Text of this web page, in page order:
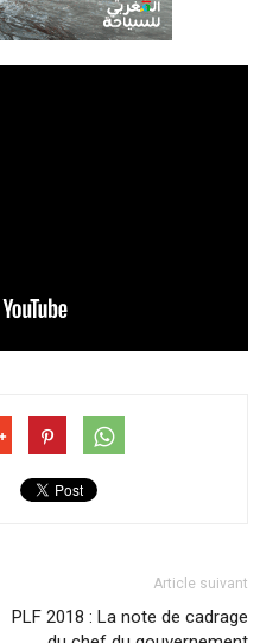
Article suivant
PLF 2018 : La note de cadrage